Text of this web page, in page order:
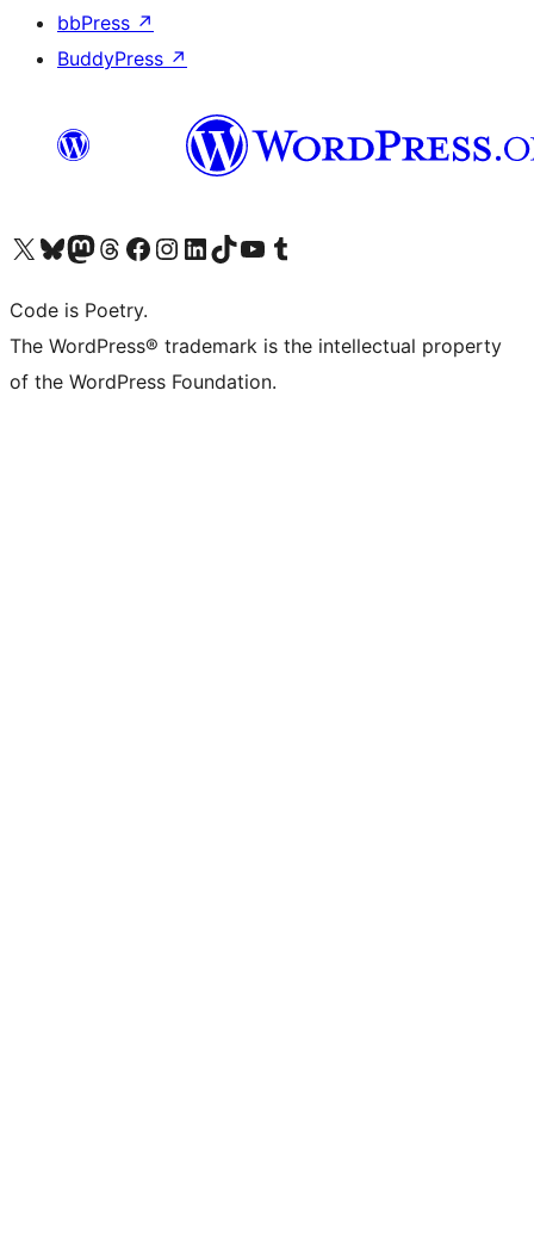
bbPress ↗
BuddyPress ↗
Bezoek ons X (voorheen Twitter) account
Bezoek onze Bluesky account
Bezoek ons Mastodon account
Bezoek onze Threads account
Onze Facebookpagina bezoeken
Bezoek onze Instagram account
Bezoek onze LinkedIn account
Bezoek onze TikTok account
Bezoek ons YouTube kanaalBezoek onze Tumblr account
Code is Poetry.
The WordPress® trademark is the intellectual property
of the WordPress Foundation.